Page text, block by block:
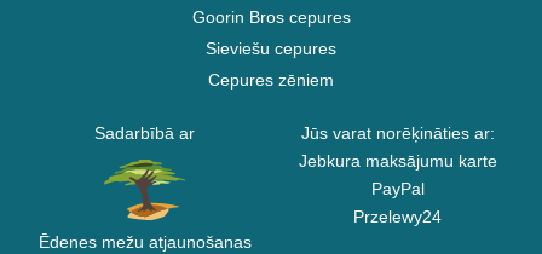
Goorin Bros cepures
Sieviešu cepures
Cepures zēniem
Sadarbībā ar
Ēdenes mežu atjaunošanas
Jūs varat norēķināties ar:
Jebkura maksājumu karte
PayPal
Przelewy24